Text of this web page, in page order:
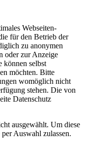
Webseiten-
für den Betrieb der
zu anonymen
oder zur Anzeige
können selbst
möchten. Bitte
womöglich nicht
stehen. Die von
Datenschutz
ausgewählt. Um diese
Auswahl zulassen.